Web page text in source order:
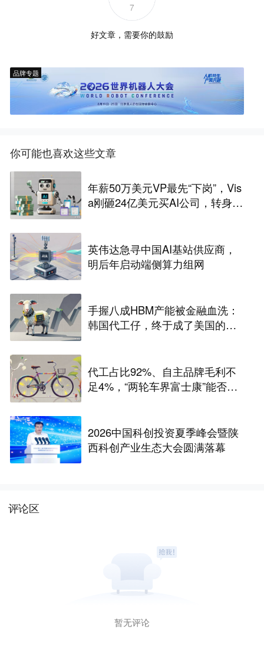
7
好文章，需要你的鼓励
品牌专题
你可能也喜欢这些文章
年薪50万美元VP最先“下岗”，Vis
a刚砸24亿美元买AI公司，转身裁
英伟达急寻中国AI基站供应商，
明后年启动端侧算力组网
手握八成HBM产能被金融血洗：
韩国代工仔，终于成了美国的待
代工占比92%、自主品牌毛利不
足4%，“两轮车界富士康”能否站
2026中国科创投资夏季峰会暨陕
西科创产业生态大会圆满落幕
评论区
暂无评论